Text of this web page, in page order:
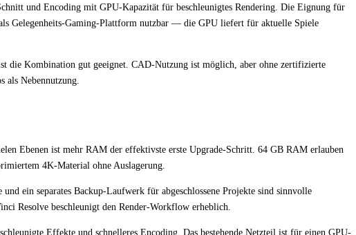
und Encoding mit GPU-Kapazität für beschleunigtes Rendering. Die Eignung für
Gelegenheits-Gaming-Plattform nutzbar — die GPU liefert für aktuelle Spiele
die Kombination gut geeignet. CAD-Nutzung ist möglich, aber ohne zertifizierte
als Nebennutzung.
Ebenen ist mehr RAM der effektivste erste Upgrade-Schritt. 64 GB RAM erlauben
4K-Material ohne Auslagerung.
ein separates Backup-Laufwerk für abgeschlossene Projekte sind sinnvolle
Resolve beschleunigt den Render-Workflow erheblich.
Effekte und schnelleres Encoding. Das bestehende Netzteil ist für einen GPU-